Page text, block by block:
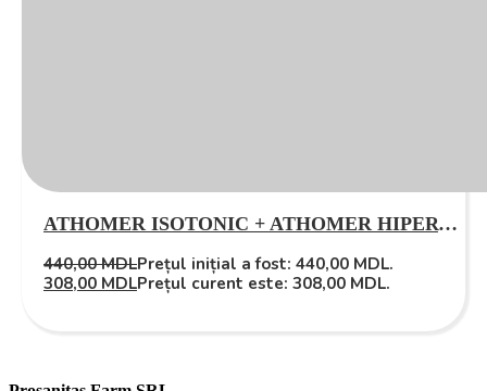
ATHOMER ISOTONIC + ATHOMER HIPERTONIC + ATHOMER PROPOLIS
440,00MDLPrețul inițial a fost: 440,00 MDL.
308,00 MDLPrețul curent este: 308,00 MDL.